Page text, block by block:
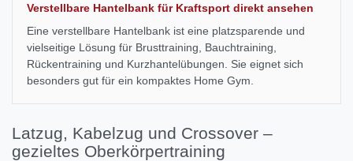
Verstellbare Hantelbank für Kraftsport direkt ansehen
Eine verstellbare Hantelbank ist eine platzsparende und
vielseitige Lösung für Brusttraining, Bauchtraining,
Rückentraining und Kurzhantelübungen. Sie eignet sich
besonders gut für ein kompaktes Home Gym.
Latzug, Kabelzug und Crossover –
gezieltes Oberkörpertraining